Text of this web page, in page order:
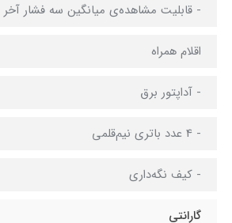
- قابلیت مشاهده‌ی میانگین سه فشار آخر
اقلام همراه
- آداپتور برق
- 4 عدد باتری نیم‌قلمی
- کیف نگه‌داری
گارانتی